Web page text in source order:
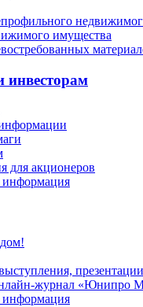
имущества
инвесторам
для акционеров
информация
презентации
журнал «Юнипро
информация